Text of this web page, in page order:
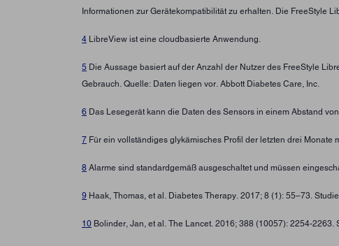
Informationen zur Gerätekompatibilität zu erhalten. Die FreeStyle
4 LibreView ist eine cloudbasierte Anwendung.
5 Die Aussage basiert auf der Anzahl der Nutzer des FreeStyle
Gebrauch. Quelle: Daten liegen vor. Abbott Diabetes Care, Inc.
6 Das Lesegerät kann die Daten des Sensors in einem Abstand
7 Für ein vollständiges glykämisches Profil der letzten drei
8 Alarme sind standardgemäß ausgeschaltet und müssen
9 Haak, Thomas, et al. Diabetes Therapy. 2017; 8 (1): 55–73.
10 Bolinder, Jan, et al. The Lancet. 2016; 388 (10057): 2254-